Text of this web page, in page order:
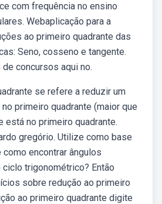
com frequência no ensino
Webaplicação para a
ao primeiro quadrante das
Seno, cosseno e tangente.
concursos aqui no.
se refere a reduzir um
primeiro quadrante (maior que
está no primeiro quadrante.
gregório. Utilize como base
encontrar ângulos
trigonométrico? Então
sobre redução ao primeiro
ao primeiro quadrante digite